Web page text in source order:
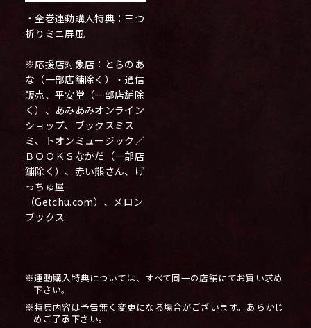
・全巻連動購入特典：三つ
折りミニ屏風
※応援店対象店：とらのあ
な（一部店舗除く）・通信
販売、平安堂（一部店舗除
く）、あみあみオンライン
ショップ、ブックスミス
ミ、トオンミュージック／
ＢＯＯＫＳなかだ（一部店
舗除く）、赤い熊さん、げ
っちゅ屋
（Getchu.com）、メロン
ブックス
※連動購入特典については、すべて同一の店舗にてお買い求め
下さい。
※特典内容は予告無く変更になる場合がございます。あらかじ
めご了承下さい。